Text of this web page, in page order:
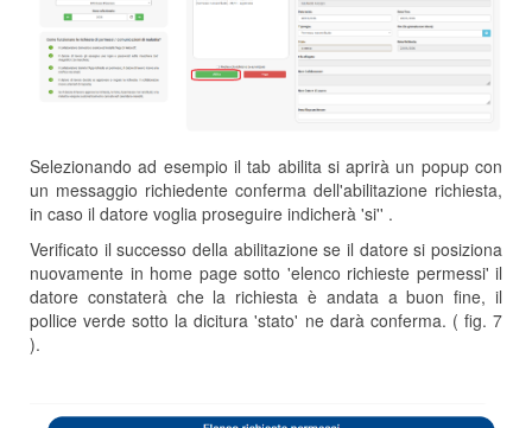
Selezionando ad esempio il tab abilita si aprirà un popup con
un messaggio richiedente conferma dell'abilitazione richiesta,
in caso il datore voglia proseguire indicherà 'si'' .
Verificato il successo della abilitazione se il datore si posiziona
nuovamente in home page sotto 'elenco richieste permessi' il
datore constaterà che la richiesta è andata a buon fine, il
pollice verde sotto la dicitura 'stato' ne darà conferma. ( fig. 7
).